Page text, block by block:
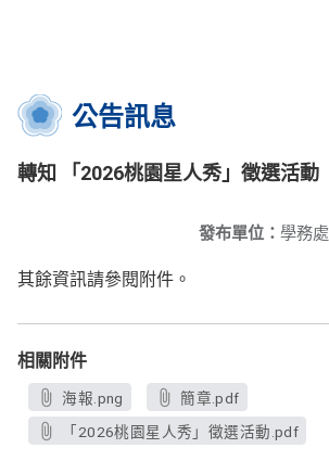
公告訊息
轉知 「2026桃園星人秀」徵選活動
發布單位： 學務處
其餘資訊請參閱附件。
相關附件
海報.png
簡章.pdf
「2026桃園星人秀」徵選活動.pdf